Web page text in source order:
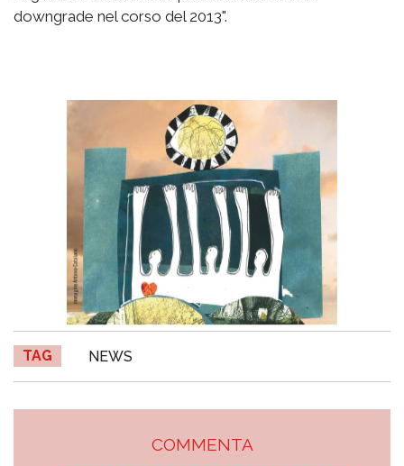
downgrade nel corso del 2013".
TAG NEWS
COMMENTA